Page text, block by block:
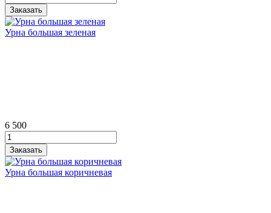
Урна большая зеленая
6 500
Урна большая коричневая